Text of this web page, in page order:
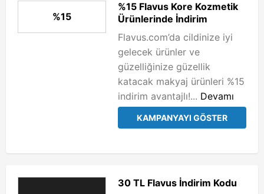
%15
%15 Flavus Kore Kozmetik
Ürünlerinde İndirim
Flavus.com’da cildinize iyi
gelecek ürünler ve
güzelliğinize güzellik
katacak makyaj ürünleri %15
indirim avantajlı!... Devamı
KAMPANYAYI GÖSTER
30 TL Flavus İndirim Kodu